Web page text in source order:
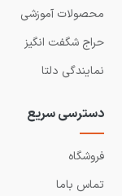
محصولات آموزشی
حراج شگفت انگیز
نمایندگی دلتا
دسترسی سریع
فروشگاه
تماس باما